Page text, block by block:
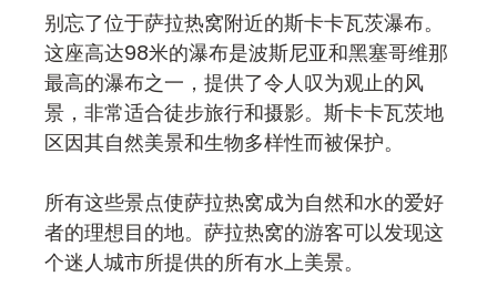
别忘了位于萨拉热窝附近的斯卡卡瓦茨瀑布。
这座高达98米的瀑布是波斯尼亚和黑塞哥维那
最高的瀑布之一，提供了令人叹为观止的风
景，非常适合徒步旅行和摄影。斯卡卡瓦茨地
区因其自然美景和生物多样性而被保护。
所有这些景点使萨拉热窝成为自然和水的爱好
者的理想目的地。萨拉热窝的游客可以发现这
个迷人城市所提供的所有水上美景。